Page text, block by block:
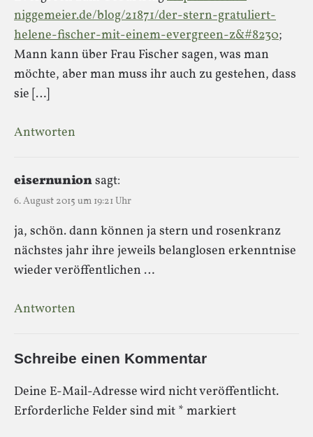
niggemeier.de/blog/21871/der-stern-gratuliert-
helene-fischer-mit-einem-evergreen-z&#8230;
Mann kann über Frau Fischer sagen, was man
möchte, aber man muss ihr auch zu gestehen, dass
sie […]
Antworten
eisernunionsagt:
6. August 2015 um 19:21 Uhr
ja, schön. dann können ja stern und rosenkranz
nächstes jahr ihre jeweils belanglosen erkenntnise
wieder veröffentlichen …
Antworten
Schreibe einen Kommentar
Deine E-Mail-Adresse wird nicht veröffentlicht.
Erforderliche Felder sind mit * markiert